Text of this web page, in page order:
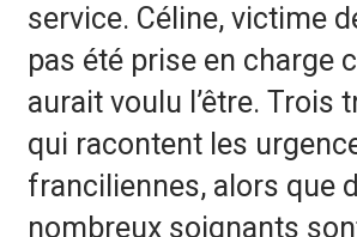
service. Céline, victime
pas été prise en charge
aurait voulu l’être. Trois
qui racontent les
franciliennes, alors que
nombreux soignants